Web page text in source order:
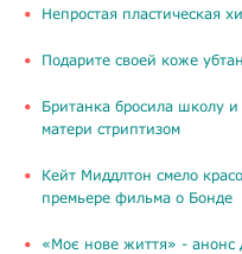
​Непростая пластическая
Подарите своей коже
Британка бросила школу и
матери стриптизом
Кейт Миддлтон смело
премьере фильма о Бонде
«Моє нове життя» - анонс